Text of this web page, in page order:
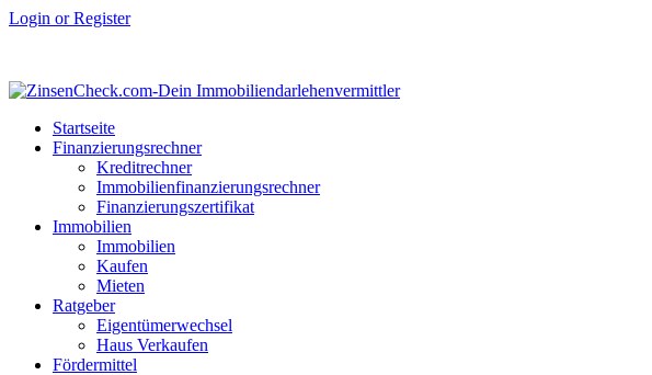
Login or Register
Startseite
Finanzierungsrechner
Kreditrechner
Immobilienfinanzierungsrechner
Finanzierungszertifikat
Immobilien
Immobilien
Kaufen
Mieten
Ratgeber
Eigentümerwechsel
Haus Verkaufen
Fördermittel